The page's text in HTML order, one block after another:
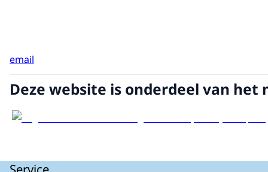
email
Deze website is onderdeel van